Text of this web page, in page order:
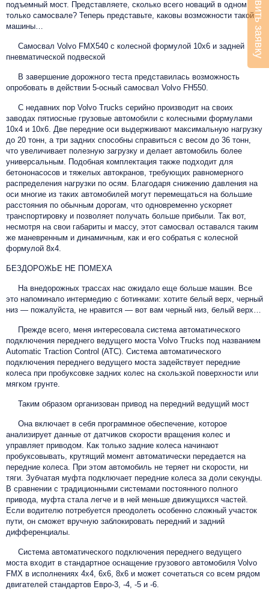
подъемный мост. Представляете, сколько всего новаций в одном
только самосвале? Теперь представьте, каковы возможности такой
машины…
Самосвал Volvo FMX540 с колесной формулой 10х6 и задней
пневматической подвеской
В завершение дорожного теста представилась возможность
опробовать в действии 5-осный самосвал Volvo FH550.
С недавних пор Volvo Trucks серийно производит на своих
заводах пятиосные грузовые автомобили с колесными формулами
10х4 и 10х6. Две передние оси выдерживают максимальную нагрузку
до 20 тонн, а три задних способны справиться с весом до 36 тонн,
что увеличивает полезную загрузку и делает автомобиль более
универсальным. Подобная комплектация также подходит для
бетононасосов и тяжелых автокранов, требующих равномерного
распределения нагрузки по осям. Благодаря снижению давления на
оси многие из таких автомобилей могут перемещаться на большие
расстояния по обычным дорогам, что одновременно ускоряет
транспортировку и позволяет получать больше прибыли. Так вот,
несмотря на свои габариты и массу, этот самосвал оставался таким
же маневренным и динамичным, как и его собратья с колесной
формулой 8х4.
БЕЗДОРОЖЬЕ НЕ ПОМЕХА
На внедорожных трассах нас ожидало еще больше машин. Все
это напоминало интермедию с ботинками: хотите белый верх, черный
низ — пожалуйста, не нравится — вот вам черный низ, белый верх…
Прежде всего, меня интересовала система автоматического
подключения переднего ведущего моста Volvo Trucks под названием
Automatic Traction Control (ATC). Система автоматического
подключения переднего ведущего моста задействует передние
колеса при пробуксовке задних колес на скользкой поверхности или
мягком грунте.
Таким образом организован привод на передний ведущий мост
Она включает в себя программное обеспечение, которое
анализирует данные от датчиков скорости вращения колес и
управляет приводом. Как только задние колеса начинают
пробуксовывать, крутящий момент автоматически передается на
передние колеса. При этом автомобиль не теряет ни скорости, ни
тяги. Зубчатая муфта подключает передние колеса за доли секунды.
В сравнении с традиционными системами постоянного полного
привода, муфта стала легче и в ней меньше движущихся частей.
Если водителю потребуется преодолеть особенно сложный участок
пути, он сможет вручную заблокировать передний и задний
дифференциалы.
Система автоматического подключения переднего ведущего
моста входит в стандартное оснащение грузового автомобиля Volvo
FMX в исполнениях 4x4, 6x6, 8х6 и может сочетаться со всем рядом
двигателей стандартов Евро-3, -4, -5 и -6.